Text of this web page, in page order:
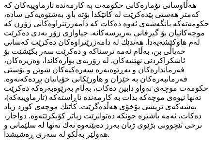
هەڵاوسانی تۆمارەکانی حکومەت بە کارمەندە تارماوییەکان کە
کەمتر هەستی پێدەکرێت لە کاتێکدا بۆتە باو. بەشێوەیەکی سادە،
حکومەتەکە بانگەشەی ئەوە دەکات کە دامەزرێنراوەکانی زۆرن کە
موچەکانیان بۆ گیرفانی بەرپرسەکانە. جیاوازی زۆر بەدی دەکرێت
لەم هاوکێشەیەدا. هەندێك لە دامەزرێنراوەکان دەکرێت کەسانی
خەیاڵی بن، بەڵام ئەمە ترسناکە و دەکرێت سەر بکێشێت بۆ
ئاشکراکردنی نهێنیەکان. لە زۆربەی بوارەکاندا، وەزیرەکان،
فەرماندارەکان و بەڕێوەبەرە سەرەکیەکان شوێن و پۆستی
فەرمانبەرەکان بە خێزان و هاورێکانی خۆیانیان پڕدەکەنەوە.
حکومەت موچەی تەواو دابین دەکات، بەڵام بەرێوەبەرەکە دەکرێت
تەنها نیوەی موچەکە بدات بە کارمەندە ناڕاستەکە (تارماوییەکە)،
بەشەکەی تریشی بۆخۆی هەڵدەگرێت. کاتێك موچەی کورد زیاد
دەکات، ئەمە باشترە چونکە دەتوانرێت زیاتر کۆبکرێتەوە. دواجار،
نرخی تێچوونی بژێوی ژیان بەرز دەبێتەوە نەك تەنها لە سلێمانی و
هەولێر بەڵکو لە سەری ڕەشیشدا.